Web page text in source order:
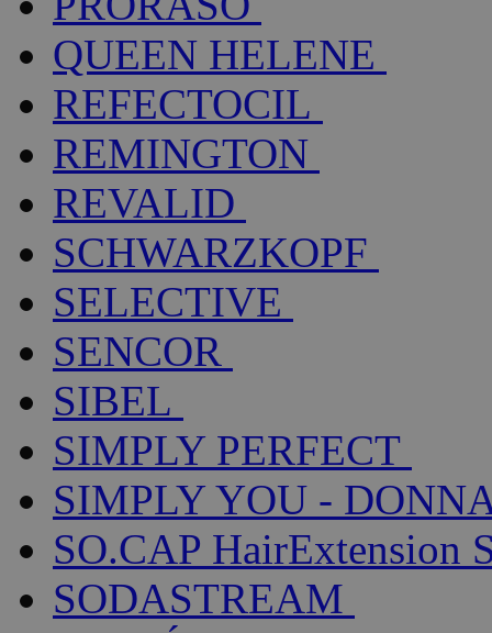
QUEEN HELENE
REFECTOCIL
REMINGTON
REVALID
SCHWARZKOPF
SELECTIVE
SENCOR
SIBEL
SIMPLY PERFECT
SIMPLY YOU -
SO.CAP HairExtension
SODASTREAM